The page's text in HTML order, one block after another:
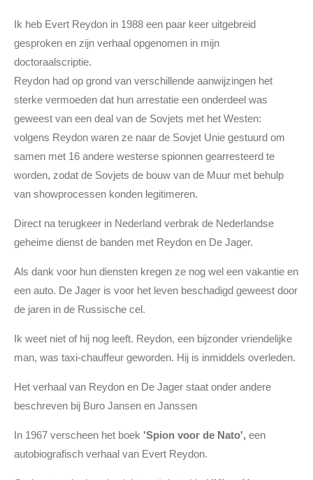
Ik heb Evert Reydon in 1988 een paar keer uitgebreid
gesproken en zijn verhaal opgenomen in mijn
doctoraalscriptie.
Reydon had op grond van verschillende aanwijzingen het
sterke vermoeden dat hun arrestatie een onderdeel was
geweest van een deal van de Sovjets met het Westen:
volgens Reydon waren ze naar de Sovjet Unie gestuurd om
samen met 16 andere westerse spionnen gearresteerd te
worden, zodat de Sovjets de bouw van de Muur met behulp
van showprocessen konden legitimeren.
Direct na terugkeer in Nederland verbrak de Nederlandse
geheime dienst de banden met Reydon en De Jager.
Als dank voor hun diensten kregen ze nog wel een vakantie en
een auto. De Jager is voor het leven beschadigd geweest door
de jaren in de Russische cel.
Ik weet niet of hij nog leeft. Reydon, een bijzonder vriendelijke
man, was taxi-chauffeur geworden. Hij is inmiddels overleden.
Het verhaal van Reydon en De Jager staat onder andere
beschreven bij Buro Jansen en Janssen
In 1967 verscheen het boek 'Spion voor de Nato', een
autobiografisch verhaal van Evert Reydon.